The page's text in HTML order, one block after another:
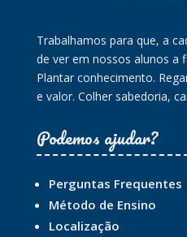
Trabalhamos para que, a
de ver em nossos alunos a
Plantar conhecimento.
e valor. Colher sabedoria,
Podemos ajudar?
Perguntas Frequentes
Método de Ensino
Localização